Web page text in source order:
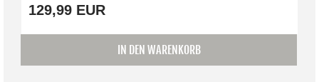
129,99 EUR
IN DEN WARENKORB